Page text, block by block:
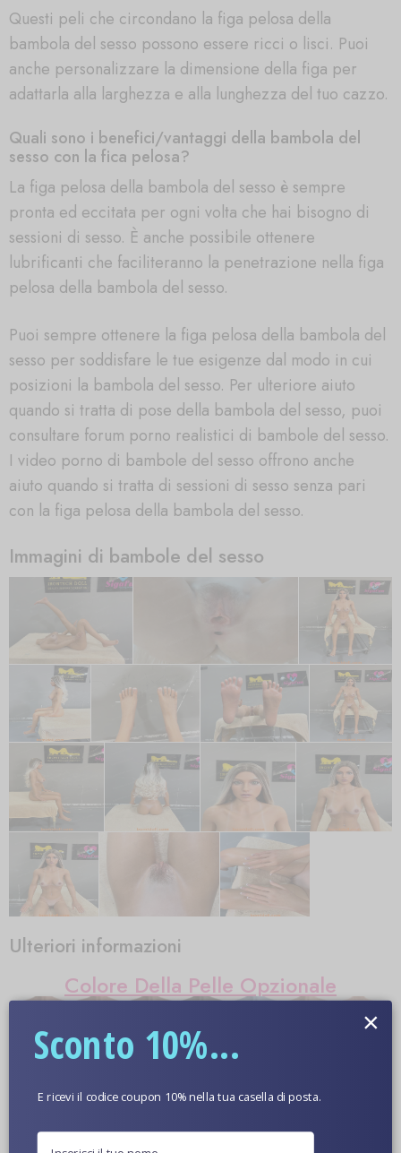
Questi peli che circondano la figa pelosa della
bambola del sesso possono essere ricci o lisci. Puoi
anche personalizzare la dimensione della figa per
adattarla alla larghezza e alla lunghezza del tuo cazzo.
Quali sono i benefici/vantaggi della bambola del
sesso con la fica pelosa?
La figa pelosa della bambola del sesso è sempre
pronta ed eccitata per ogni volta che hai bisogno di
sessioni di sesso. È anche possibile ottenere
lubrificanti che faciliteranno la penetrazione nella figa
pelosa della bambola del sesso.
Puoi sempre ottenere la figa pelosa della bambola del
sesso per soddisfare le tue esigenze dal modo in cui
posizioni la bambola del sesso. Per ulteriore aiuto
quando si tratta di pose della bambola del sesso, puoi
consultare forum porno realistici di bambole del sesso.
I video porno di bambole del sesso offrono anche
aiuto quando si tratta di sessioni di sesso senza pari
con la figa pelosa della bambola del sesso.
Immagini di bambole del sesso
Ulteriori informazioni
Colore Della Pelle Opzionale
Sconto 10%...
E ricevi il codice coupon 10% nella tua casella di posta.
×